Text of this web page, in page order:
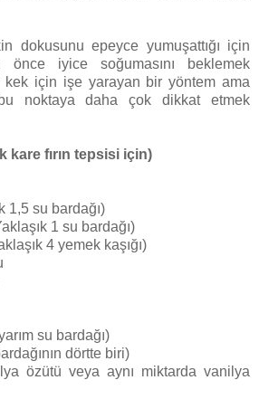
dokusunu epeyce yumuşattığı için
önce iyice soğumasını beklemek
için işe yarayan bir yöntem ama
noktaya daha çok dikkat etmek
kare fırın tepsisi için)
1,5 su bardağı)
1 su bardağı)
4 yemek kaşığı)
su bardağı)
dörtte biri)
özütü veya aynı miktarda vanilya